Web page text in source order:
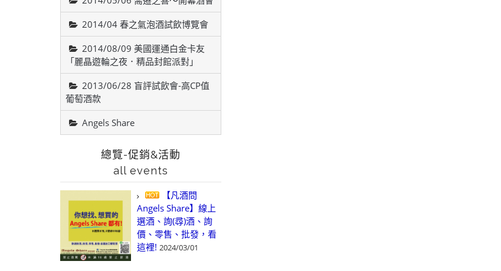
2014/04 春之氣泡酒試飲博覽會
2014/08/09 美國運通白金卡友
「麗晶遊輪之夜．精品封館派對」
2013/06/28 盲評試飲會-高CP值
葡萄酒款
Angels Share
總覽-促銷&活動
all events
【凡酒問
Angels Share】線上
選酒、詢(尋)酒、詢
價、零售、批發，看
這裡! 2024/03/01